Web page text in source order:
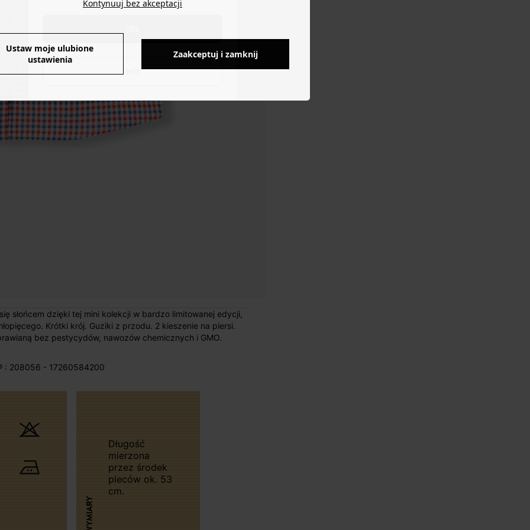
słońcem dzięki tej mini kolekcji w bardzo limitowanej edycji,
Krótki krój. Guziki z przodu. 2 kieszenie na piersi.
bez pestycydów, nawozów chemicznych i GMO.
: 208056 - 17260584200
WYMIARY
Długość
mierzona
przez środek
pleców ok. 53
cm.
Kontynuuj bez akceptacji
Ustaw moje ulubione
ustawienia
Zaakceptuj i zamknij